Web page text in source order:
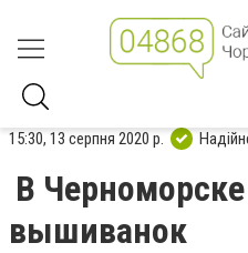
15:30, 13 серпня 2020 р.
В
вышиванок